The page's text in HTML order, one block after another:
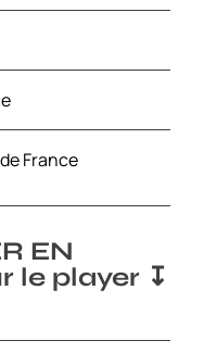
France
EN
le player ↧